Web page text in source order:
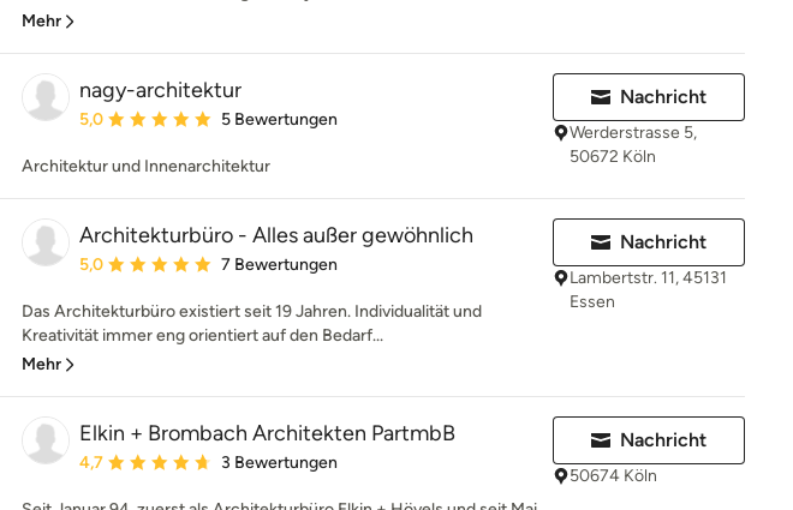
Mehr
nagy-architektur
Durchschnittliche Bewertung: 5 von 5 Sternen
5,0 5 Bewertungen
Architektur und Innenarchitektur
Nachricht
Werderstrasse 5,
50672 Köln
Architekturbüro - Alles außer gewöhnlich
Durchschnittliche Bewertung: 5 von 5 Sternen
5,0 7 Bewertungen
Das Architekturbüro existiert seit 19 Jahren. Individualität und
Kreativität immer eng orientiert auf den Bedarf...
Mehr
Nachricht
Lambertstr. 11, 45131
Essen
Elkin + Brombach Architekten PartmbB
Durchschnittliche Bewertung: 4.7 von 5 Sternen
4,7 3 Bewertungen
Nachricht
50674 Köln